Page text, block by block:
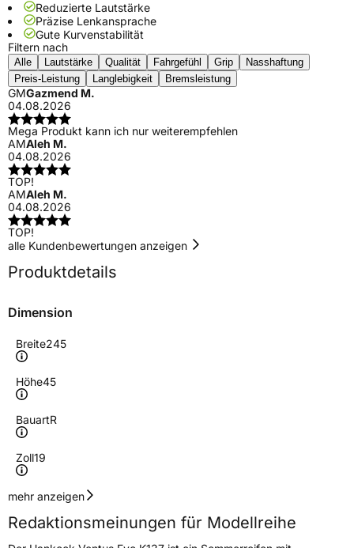
Reduzierte Lautstärke
Präzise Lenkansprache
Gute Kurvenstabilität
Filtern nach
Alle Lautstärke Qualität Fahrgefühl Grip
Nasshaftung
Preis-Leistung
Langlebigkeit Bremsleistung
GMGazmend M.
04.08.2026
Mega Produkt kann ich nur weiterempfehlen
AMAleh M.
04.08.2026
TOP!
AMAleh M.
04.08.2026
TOP!
alle Kundenbewertungen anzeigen
Produktdetails
Dimension
Breite245
Höhe45
BauartR
Zoll19
Geschwindigkeitsindex
Höchstgeschwindigkeit 300 km/h
mehr anzeigen
Redaktionsmeinungen für Modellreihe